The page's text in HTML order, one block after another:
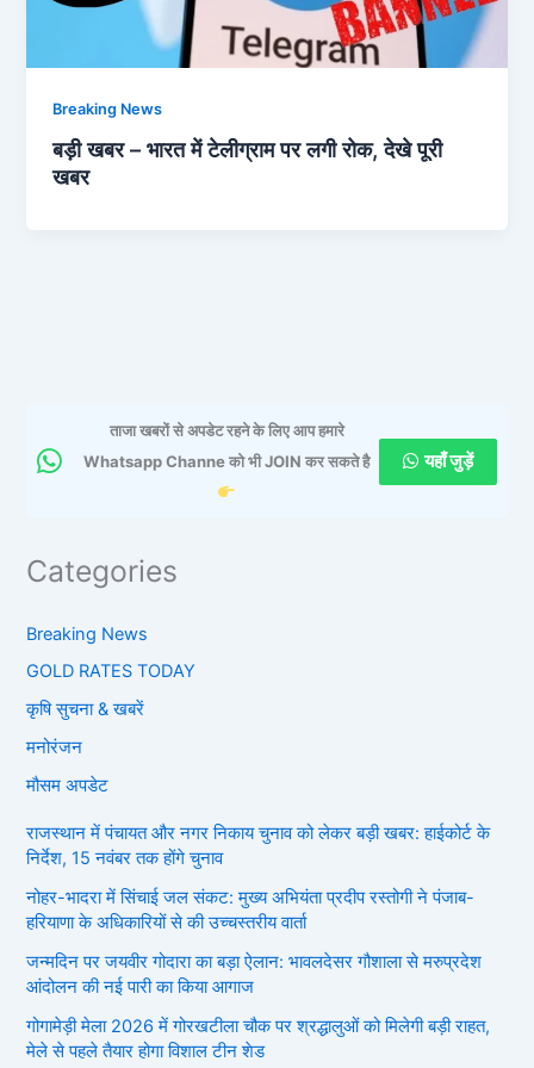
Breaking News
बड़ी खबर – भारत में टेलीग्राम पर लगी रोक, देखे पूरी
खबर
ताजा खबरों से अपडेट रहने के लिए आप हमारे
Whatsapp Channe को भी JOIN कर सकते है
यहाँ जुड़ें
Categories
Breaking News
GOLD RATES TODAY
कृषि सुचना & खबरें
मनोरंजन
मौसम अपडेट
राजस्थान में पंचायत और नगर निकाय चुनाव को लेकर बड़ी खबर: हाईकोर्ट के
निर्देश, 15 नवंबर तक होंगे चुनाव
नोहर-भादरा में सिंचाई जल संकट: मुख्य अभियंता प्रदीप रस्तोगी ने पंजाब-
हरियाणा के अधिकारियों से की उच्चस्तरीय वार्ता
जन्मदिन पर जयवीर गोदारा का बड़ा ऐलान: भावलदेसर गौशाला से मरुप्रदेश
आंदोलन की नई पारी का किया आगाज
गोगामेड़ी मेला 2026 में गोरखटीला चौक पर श्रद्धालुओं को मिलेगी बड़ी राहत,
मेले से पहले तैयार होगा विशाल टीन शेड